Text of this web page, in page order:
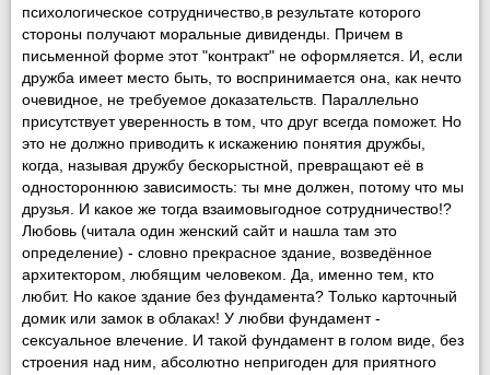
психологическое сотрудничество,в результате которого
стороны получают моральные дивиденды. Причем в
письменной форме этот "контракт" не оформляется. И, если
дружба имеет место быть, то воспринимается она, как нечто
очевидное, не требуемое доказательств. Параллельно
присутствует уверенность в том, что друг всегда поможет. Но
это не должно приводить к искажению понятия дружбы,
когда, называя дружбу бескорыстной, превращают её в
одностороннюю зависимость: ты мне должен, потому что мы
друзья. И какое же тогда взаимовыгодное сотрудничество!?
Любовь (читала один женский сайт и нашла там это
определение) - словно прекрасное здание, возведённое
архитектором, любящим человеком. Да, именно тем, кто
любит. Но какое здание без фундамента? Только карточный
домик или замок в облаках! У любви фундамент -
сексуальное влечение. И такой фундамент в голом виде, без
строения над ним, абсолютно непригоден для приятного